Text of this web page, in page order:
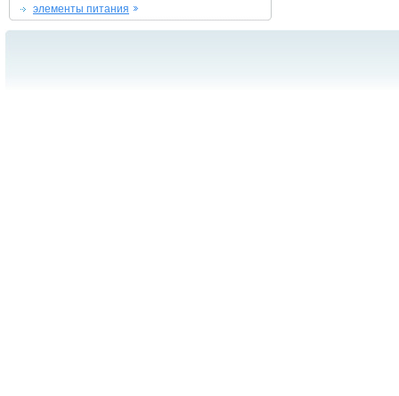
элементы питания